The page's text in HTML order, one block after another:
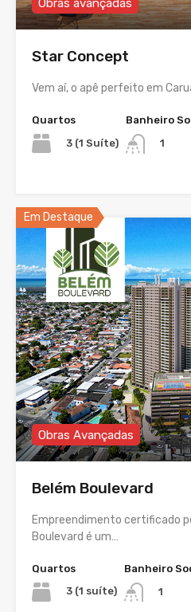
Obras avançadas
Star Concept
Vem aí, o apê perfeito em
Quartos
3 (1 Suíte)
Banheiro
1
Em Destaque
Obras Avançadas
Belém Boulevard
Empreendimento certificado
Boulevard é um…
Quartos
3 (1 suíte)
Banheiro
1